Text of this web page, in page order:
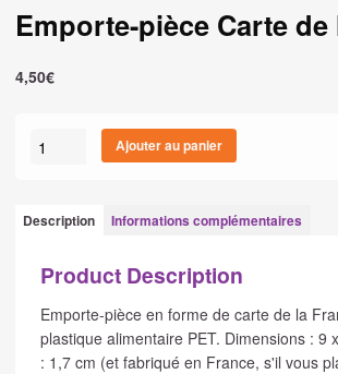
Emporte-pièce Carte de
4,50€
quantité
pièce
Carte
France
Ajouter au panier
Description Informations complémentaires
Product Description
Emporte-pièce en forme de carte de la
plastique alimentaire PET. Dimensions : 9
: 1,7 cm (et fabriqué en France, s'il vous